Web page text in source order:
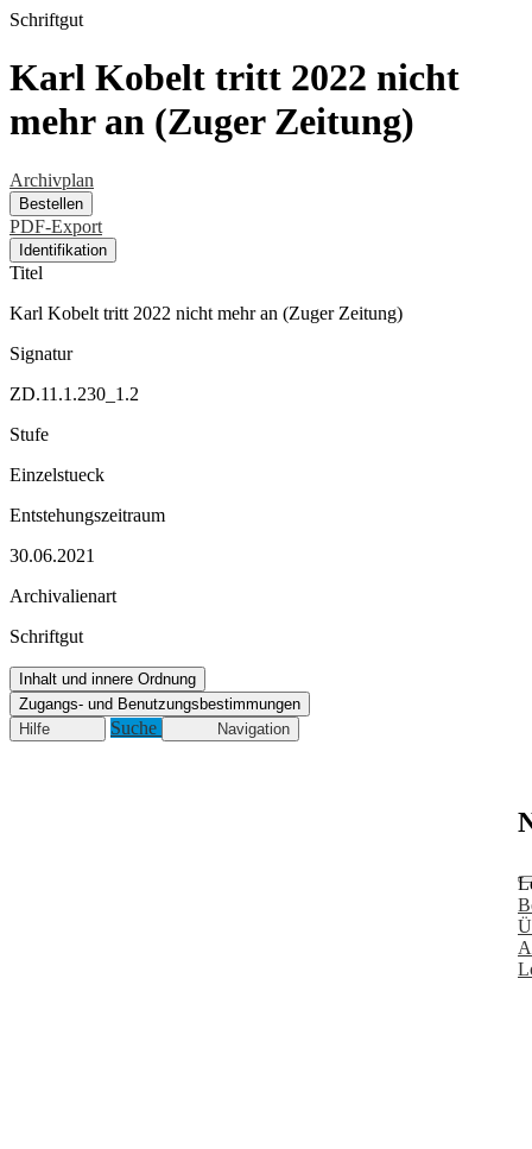
Schriftgut
Karl Kobelt tritt 2022 nicht
mehr an (Zuger Zeitung)
Archivplan
Bestellen
PDF-Export
Identifikation
Titel
Karl Kobelt tritt 2022 nicht mehr an (Zuger Zeitung)
Signatur
ZD.11.1.230_1.2
Stufe
Einzelstueck
Entstehungszeitraum
30.06.2021
Archivalienart
Schriftgut
Inhalt und innere Ordnung
Zugangs- und Benutzungsbestimmungen
Hilfe
Suche Navigation